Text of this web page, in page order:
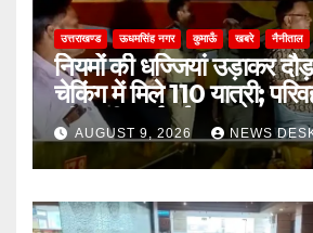
उत्तराखण्ड ऊधमसिंह नगर कुमाऊँ खबरे नैनीताल
नियमों की धज्जियां उड़ाकर
चेकिंग में मिले 110 यात्री;
की कड़ी कार्रवाई
AUGUST 9, 2026 NEWS